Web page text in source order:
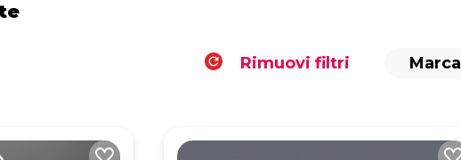
Rimuovi filtri Marca